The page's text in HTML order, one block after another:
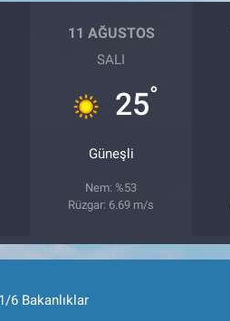
11 AĞUSTOS
SALI
25°
Güneşli
Nem: %53
Rüzgar: 6.69 m/s
6 Bakanlıklar